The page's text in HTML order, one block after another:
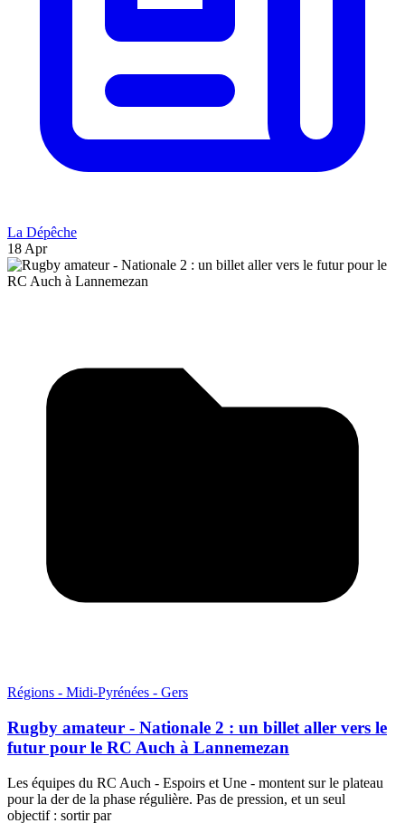
La Dépêche
18 Apr
Régions - Midi-Pyrénées - Gers
Rugby amateur - Nationale 2 : un billet aller vers le
futur pour le RC Auch à Lannemezan
Les équipes du RC Auch - Espoirs et Une - montent sur le plateau
pour la der de la phase régulière. Pas de pression, et un seul
objectif : sortir par